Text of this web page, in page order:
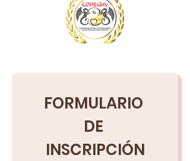
FORMULARIO
DE
INSCRIPCIÓN